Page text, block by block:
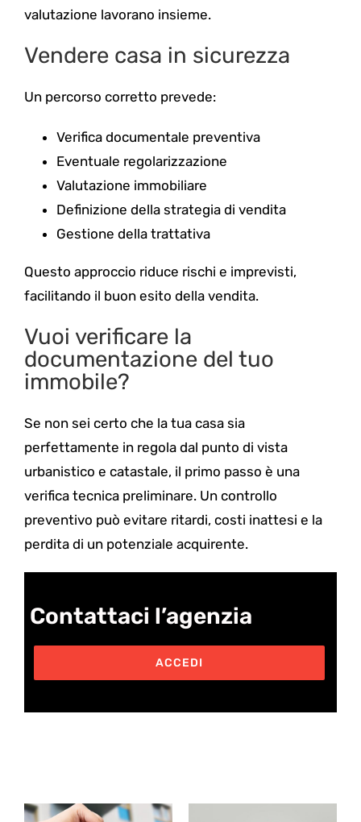
valutazione lavorano insieme.
Vendere casa in sicurezza
Un percorso corretto prevede:
Verifica documentale preventiva
Eventuale regolarizzazione
Valutazione immobiliare
Definizione della strategia di vendita
Gestione della trattativa
Questo approccio riduce rischi e imprevisti,
facilitando il buon esito della vendita.
Vuoi verificare la
documentazione del tuo
immobile?
Se non sei certo che la tua casa sia
perfettamente in regola dal punto di vista
urbanistico e catastale, il primo passo è una
verifica tecnica preliminare. Un controllo
preventivo può evitare ritardi, costi inattesi e la
perdita di un potenziale acquirente.
Contattaci l’agenzia
ACCEDI